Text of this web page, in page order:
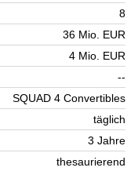
8
36 Mio. EUR
4 Mio. EUR
--
SQUAD 4 Convertibles
täglich
3 Jahre
thesaurierend